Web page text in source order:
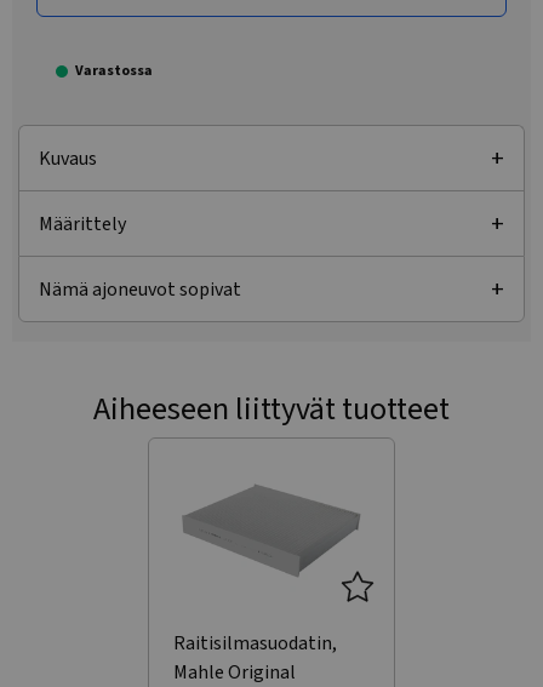
Varastossa
Kuvaus
Määrittely
Nämä ajoneuvot sopivat
Aiheeseen liittyvät tuotteet
Raitisilmasuodatin,
Mahle Original